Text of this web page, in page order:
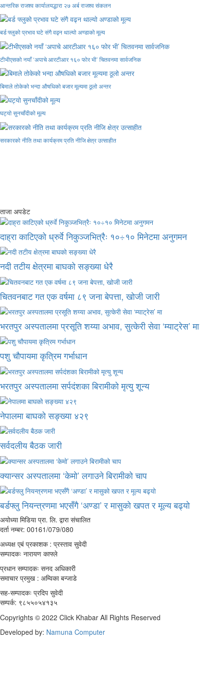
आन्तरिक राजश्व कार्यालयद्धारा २७ अर्ब राजश्व संकलन
बर्ड फ्लुको प्रभाव घटे संगै वढ्न थाल्यो अण्डाको मूल्य
टीभीएसको नयाँ ‘अपाचे आरटीआर १६० फोर भी’ चितवनमा सार्वजनिक
बिमाले तोकेको भन्दा औषधिको बजार मूल्यमा ठूलो अन्तर
घट्यो सुनचाँदीको मूल्य
सरकारको नीति तथा कार्यक्रम प्रति नीजि क्षेत्र उत्साहीत
ताजा अपडेट
दाह्रा काटिएको ध्रुर्वे निकुञ्जभित्रैः १०÷१० मिनेटमा अनुगमन
नदी तटीय क्षेत्रमा बाघको सङ्ख्या धेरै
चितवनबाट गत एक वर्षमा ८९ जना बेपत्ता, खोजी जारी
भरतपुर अस्पतालमा प्रसूति शय्या अभाव, सुत्केरी सेवा ‘म्याट्रेस’ मा
पशु चौपायमा कृत्रिम गर्भाधान
भरतपुर अस्पतालमा सर्पदंशका बिरामीको मृत्यु शून्य
नेपालमा बाघको सङ्ख्या ४२९
सर्वदलीय बैठक जारी
क्यान्सर अस्पतालमा ‘केमो’ लगाउने बिरामीको चाप
बर्डफ्लु नियन्त्रणमा भएसँगै ‘अण्डा’ र मासुको खपत र मूल्य बढ्यो
अयोध्या मिडिया प्रा. लि. द्वारा संचालित
दर्ता नम्बर: 00161/079/080
अध्यक्ष एबं प्रकाशक : प्रस्ताव सुवेदी
सम्पादकः नारायण काफ्ले
प्रधान सम्पादकः सनद अधिकारी
समाचार प्रमुख : अम्विका बन्जाडे
सह-सम्पादकः प्रदिप सुवेदी
सम्पर्क: ९८५५०५४१३५
Copyrights © 2022 Click Khabar All Rights Reserved
Developed by: Namuna Computer